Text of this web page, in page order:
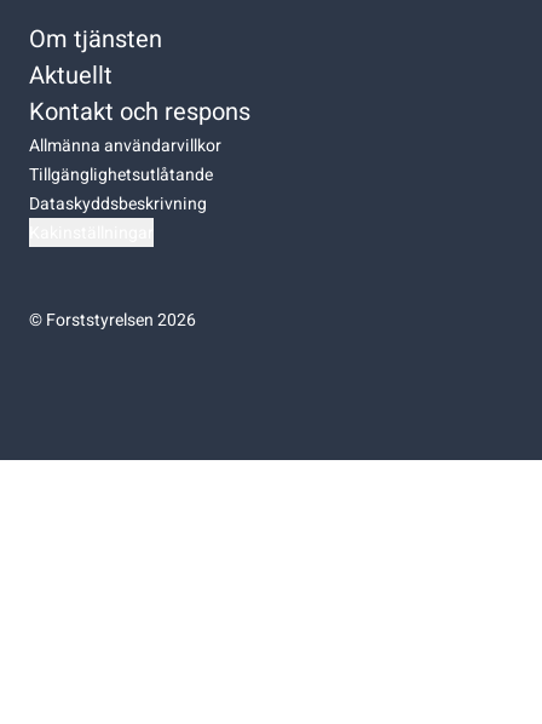
Om tjänsten
Aktuellt
Kontakt och respons
Allmänna användarvillkor
Tillgänglighetsutlåtande
Dataskyddsbeskrivning
©Forststyrelsen 2026